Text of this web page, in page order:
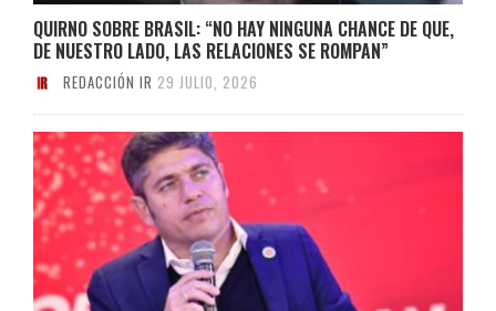
QUIRNO SOBRE BRASIL: “NO HAY NINGUNA CHANCE DE QUE,
DE NUESTRO LADO, LAS RELACIONES SE ROMPAN”
REDACCIÓN IR 29 JULIO, 2026